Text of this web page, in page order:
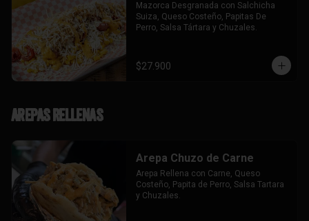
Mazorca Desgranada con Salchicha
Suiza, Queso Costeño, Papitas De
Perro, Salsa Tártara y Chuzales.
$27.900
Arepas Rellenas
Arepa Chuzo de Carne
Arepa Rellena con Carne, Queso
Costeño, Papita de Perro, Salsa Tartara
y Chuzales.